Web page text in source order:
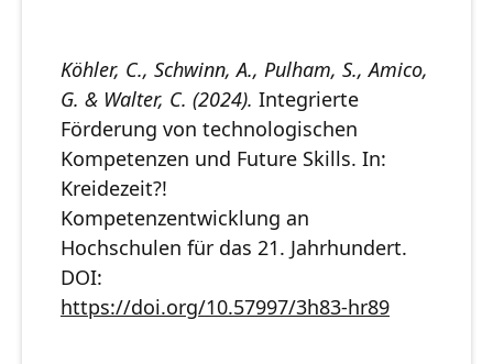
Köhler, C., Schwinn, A., Pulham, S., Amico,
G. & Walter, C. (2024). Integrierte
Förderung von technologischen
Kompetenzen und Future Skills. In:
Kreidezeit?!
Kompetenzentwicklung an
Hochschulen für das 21. Jahrhundert.
DOI:
https://doi.org/10.57997/3h83-hr89